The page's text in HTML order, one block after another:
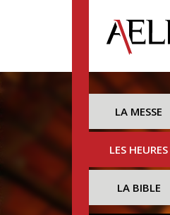
LA MESSE
LES HEURES
LA BIBLE